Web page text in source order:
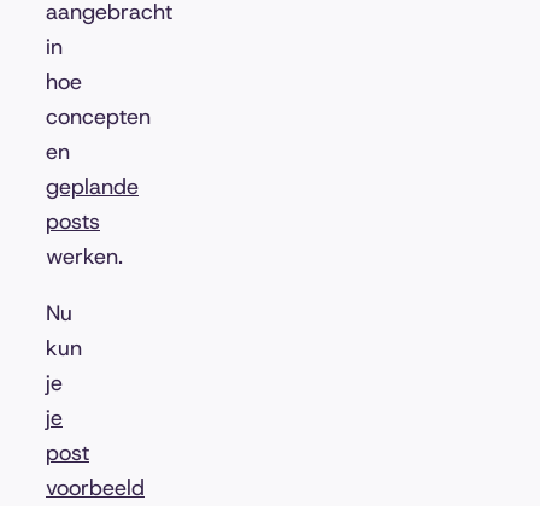
aangebracht
in
hoe
concepten
en
geplande
posts
werken.
Nu
kun
je
je
post
voorbeeld